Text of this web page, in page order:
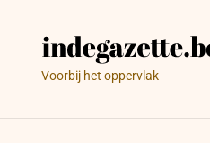
Voorbij het oppervlak